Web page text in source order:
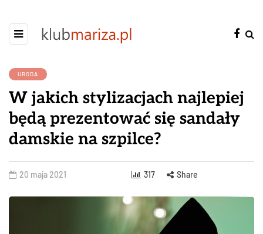
URODA
W jakich stylizacjach najlepiej
będą prezentować się sandały
damskie na szpilce?
20 maja 2021 317 Share